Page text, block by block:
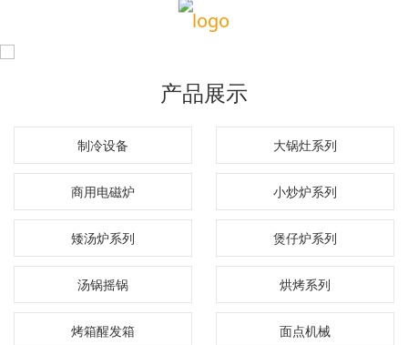
产品展示
制冷设备 大锅灶系列
商用电磁炉 小炒炉系列
矮汤炉系列 煲仔炉系列
汤锅摇锅 烘烤系列
烤箱醒发箱 面点机械